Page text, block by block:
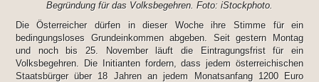
Begründung für das Volksbegehren. Foto: iStockphoto.
Die Österreicher dürfen in dieser Woche ihre Stimme für ein
bedingungsloses Grundeinkommen abgeben. Seit gestern Montag
und noch bis 25. November läuft die Eintragungsfrist für ein
Volksbegehren. Die Initianten fordern, dass jedem österreichischen
Staatsbürger über 18 Jahren an jedem Monatsanfang 1200 Euro